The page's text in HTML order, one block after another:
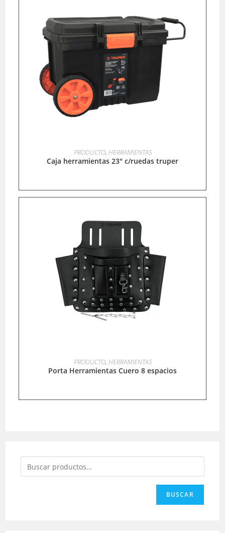
LEER MÁS
PRODUCTO, HERRAMIENTAS
Caja herramientas 23″ c/ruedas truper
LEER MÁS
PRODUCTO, HERRAMIENTAS
Porta Herramientas Cuero 8 espacios
BUSCAR